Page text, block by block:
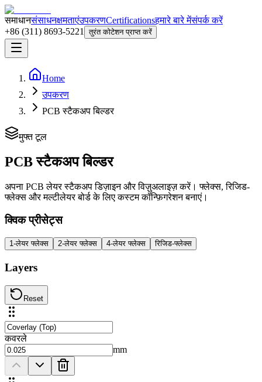
समाधानसंसाधनक्षमताएंउपकरणCertificationsहमारे बारे मेंसंपर्क करें
+86 (311) 8693-5221
तुरंत कोटेशन प्राप्त करें
Home
उपकरण
PCB स्टैकअप बिल्डर
मुफ्त टूल
PCB स्टैकअप बिल्डर
अपना PCB लेयर स्टैकअप डिज़ाइन और विज़ुअलाइज़ करें। फ्लेक्स, रिजिड-
फ्लेक्स और मल्टीलेयर बोर्ड के लिए कस्टम कॉन्फ़िगरेशन बनाएं।
क्विक प्रीसेट्स
1-लेयर फ्लेक्स 2-लेयर फ्लेक्स 4-लेयर फ्लेक्स रिजिड-फ्लेक्स
Layers
Reset
कवरले
mm